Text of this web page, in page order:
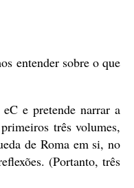
entender sobre o que
e pretende narrar a
três volumes,
de Roma em si, no
(Portanto, três